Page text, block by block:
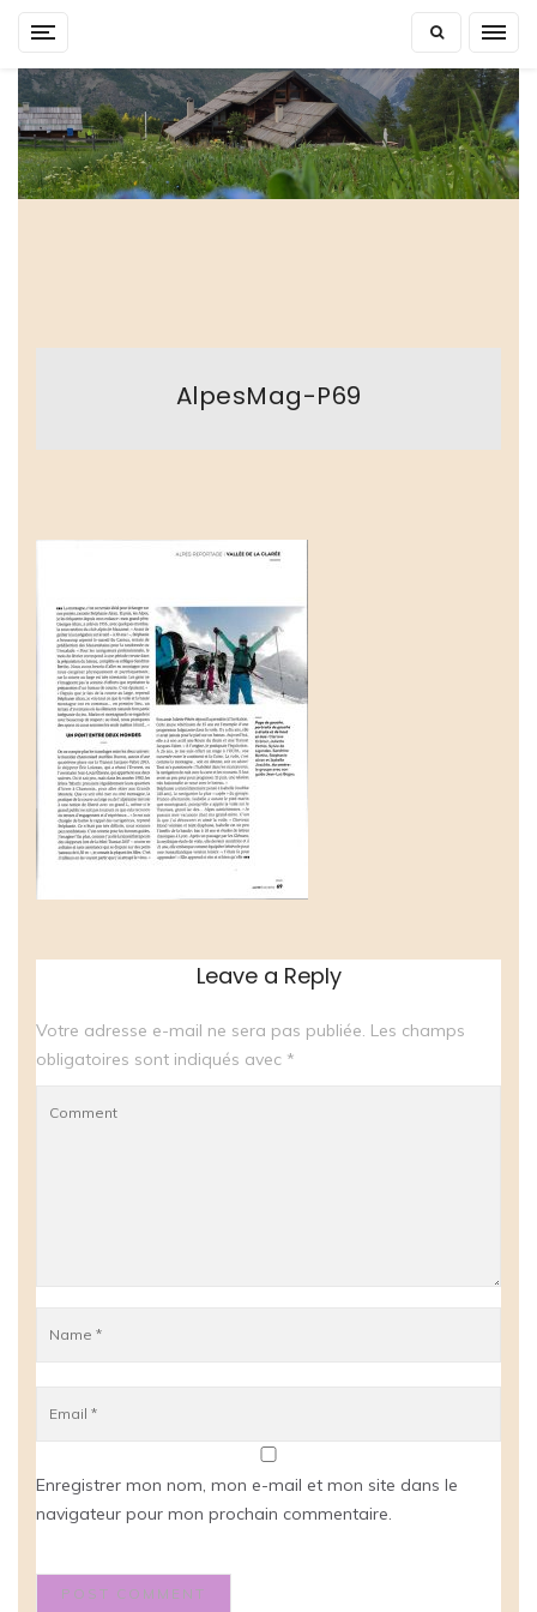
AlpesMag-P69
Leave a Reply
Votre adresse e-mail ne sera pas publiée. Les champs
obligatoires sont indiqués avec *
Enregistrer mon nom, mon e-mail et mon site dans le
navigateur pour mon prochain commentaire.